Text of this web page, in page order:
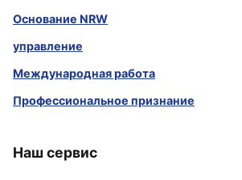
Основание NRW
управление
Международная работа
Профессиональное признание
Наш сервис